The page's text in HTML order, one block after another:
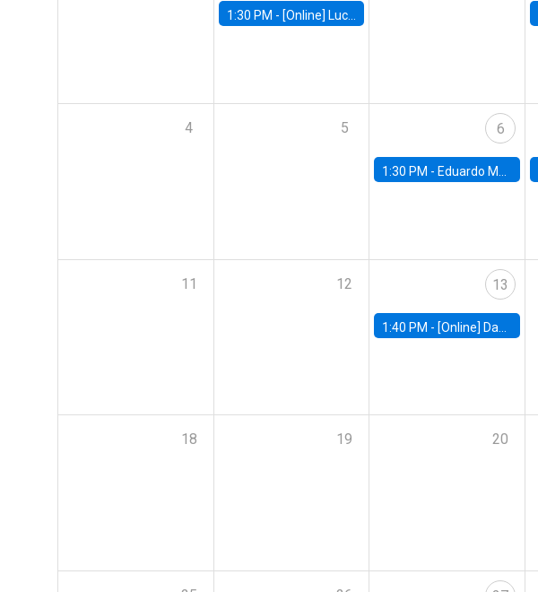
1:30 PM - [Online] Luciana Juvenal, International Monetary Fund (IMF)
4 5 6
1:30 PM - Eduardo Montero, University of Chicago
11 12 13
1:40 PM - [Online] Dan Zeltzer, The Eitan Berglas School of Economics, Tel Aviv University
18 19 20